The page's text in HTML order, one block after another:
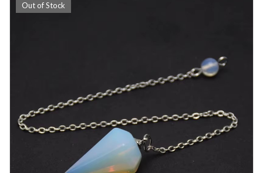
Out of Stock